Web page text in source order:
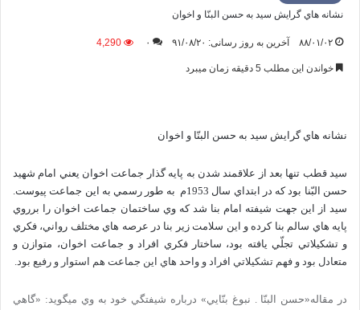
نشانه هاي گرايش سيد به حسن البنّا و اخوان
۸۸/۰۱/۰۲ آخرین به روز رسانی: ۹۱/۰۸/۲۰ ۰ 4,290
خواندن این مطلب 5 دقیقه زمان میبرد
نشانه هاي گرايش سيد به حسن البنّا و اخوان
سيد قطب تنها بعد از علاقمند شدن به پايه گذار جماعت اخوان يعني امام شهيد
حسن البّنا بود كه در ابتداي سال 1953م
به طور رسمي به اين جماعت پيوست.
سيد از اين جهت شيفته امام بنا شد كه وي ساختمان جماعت اخوان را برروي
پايه هاي سالم بنا كرده و اين سلامت زير بنا در عرصه هاي مختلف رواني، فكري
و تشكيلاتي تجلّي يافته بود، ساختار فكري افراد و جماعت اخوان، متوازن و
متعادل بود و فهم تشكيلاتي افراد و واحد هاي اين جماعت هم استوار و رفيع بود.
در مقاله«حسن البنّا . نبوغ بنّايي» درباره شيفتگي خود به وي ميگويد: «گاهي